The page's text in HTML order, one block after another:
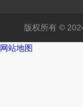
版权所有 ©
网站地图